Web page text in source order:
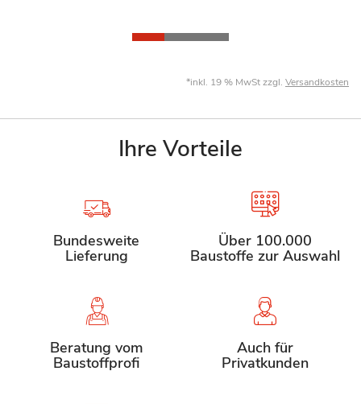
*inkl. 19 % MwSt zzgl. Versandkosten
Ihre Vorteile
Bundesweite
Lieferung
Über 100.000
Baustoffe zur Auswahl
Beratung vom
Baustoffprofi
Auch für
Privatkunden